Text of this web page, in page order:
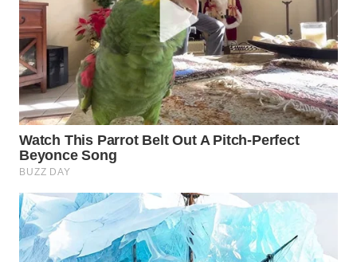
WAHANANEWS
WAHANANEWS
CO ID
WAHANANEWS
NET
WAHANA
SPORT
WAHANA